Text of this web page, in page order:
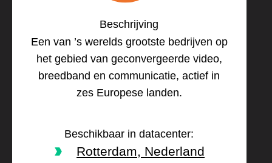
Beschrijving
Een van ’s werelds grootste bedrijven op
het gebied van geconvergeerde video,
breedband en communicatie, actief in
zes Europese landen.
Beschikbaar in datacenter:
Rotterdam, Nederland